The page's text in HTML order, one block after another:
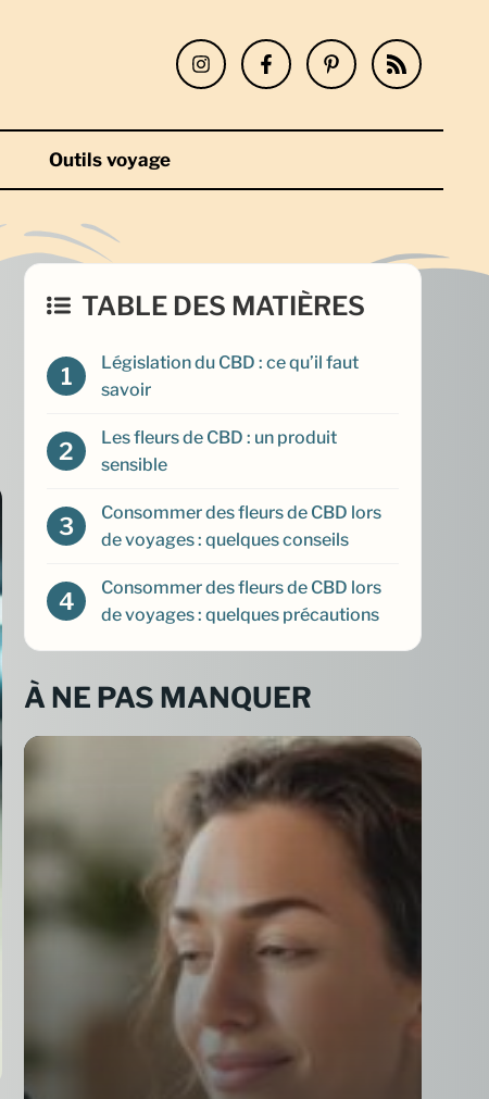
Outils voyage
TABLE DES MATIÈRES
Législation du CBD : ce qu’il faut
savoir
Les fleurs de CBD : un produit
sensible
Consommer des fleurs de CBD lors
de voyages : quelques conseils
Consommer des fleurs de CBD lors
de voyages : quelques précautions
À NE PAS MANQUER